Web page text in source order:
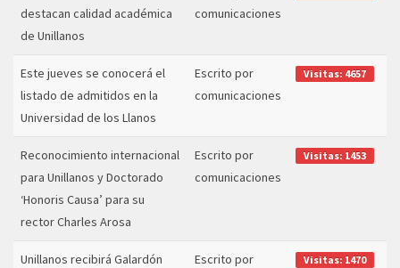
destacan calidad académica
de Unillanos
comunicaciones
Este jueves se conocerá el
listado de admitidos en la
Universidad de los Llanos
Escrito por
comunicaciones
Visitas: 4657
Reconocimiento internacional
para Unillanos y Doctorado
‘Honoris Causa’ para su
rector Charles Arosa
Escrito por
comunicaciones
Visitas: 1453
Unillanos recibirá Galardón
Escrito por
Visitas: 1470